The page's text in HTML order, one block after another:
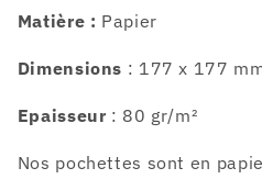
Matière : Papier
Dimensions : 177 x 177
Epaisseur : 80 gr/m²
Nos pochettes sont en